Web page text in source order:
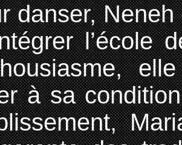
danser,
l’école
à sa